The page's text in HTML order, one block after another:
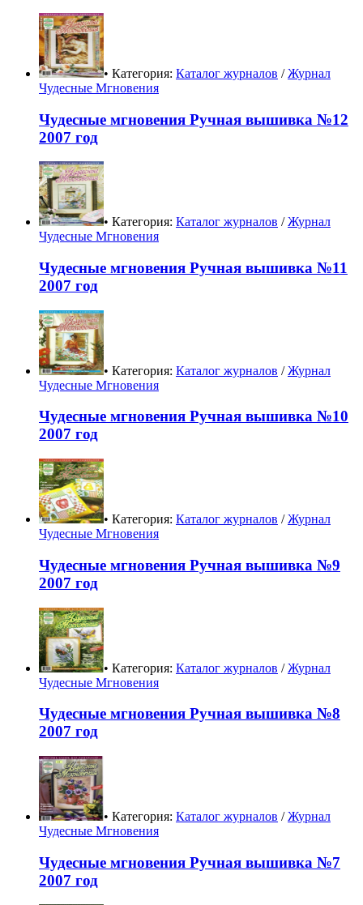
• Категория: Каталог журналов /Журнал
Чудесные Мгновения
Чудесные мгновения Ручная вышивка №12
2007 год
• Категория: Каталог журналов /Журнал
Чудесные Мгновения
Чудесные мгновения Ручная вышивка №11
2007 год
• Категория: Каталог журналов /Журнал
Чудесные Мгновения
Чудесные мгновения Ручная вышивка №10
2007 год
• Категория: Каталог журналов /Журнал
Чудесные Мгновения
Чудесные мгновения Ручная вышивка №9
2007 год
• Категория: Каталог журналов /Журнал
Чудесные Мгновения
Чудесные мгновения Ручная вышивка №8
2007 год
• Категория: Каталог журналов /Журнал
Чудесные Мгновения
Чудесные мгновения Ручная вышивка №7
2007 год